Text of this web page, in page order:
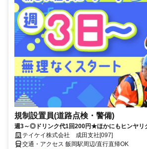
規制設置員(道路点検・警備)
週3～◎ドリンク代1回200円★ほかにもヒンヤリ
テイケイ株式会社 成田支社[097]
交通・アクセス 飯岡駅周辺/直行直帰OK